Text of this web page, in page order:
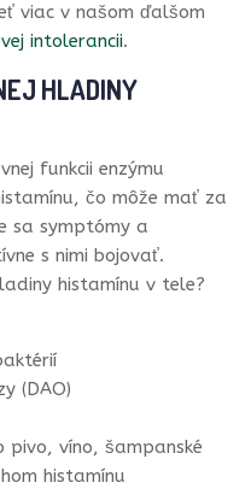
viac v našom ďalšom
intolerancii.
HLADINY
funkcii enzýmu
čo môže mať za
sa symptómy a
s nimi bojovať.
histamínu v tele?
(DAO)
pivo, víno, šampanské
histamínu